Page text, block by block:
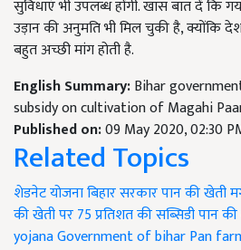
सुविधाएं भी उपलब्ध होंगी. खास बात दें कि
उड़ान की अनुमति भी मिल चुकी है, क्योंकि
बहुत अच्छी मांग होती है.
English Summary:Bihar
subsidy on cultivation of Magahi
Published on:09 May 2020, 02:30
Related Topics
शेडनेट योजनाबिहार सरकारपान की खेती
की खेती पर 75 प्रतिशत की सब्सिडीपान
yojanaGovernment of biharPan